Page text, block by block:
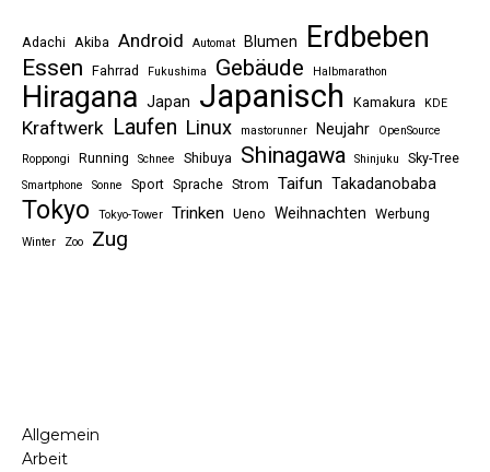
Adachi Akiba Android Automat Blumen Erdbeben
Essen Fahrrad Fukushima Gebäude Halbmarathon
Hiragana Japan Japanisch Kamakura KDE
Kraftwerk Laufen Linux mastorunner Neujahr
OpenSource
Roppongi
Running Schnee Shibuya Shinagawa Shinjuku Sky-Tree
Smartphone Sonne Sport Sprache Strom Taifun Takadanobaba
Tokyo Tokyo-Tower Trinken Ueno Weihnachten Werbung
Winter Zoo Zug
Allgemein
Arbeit